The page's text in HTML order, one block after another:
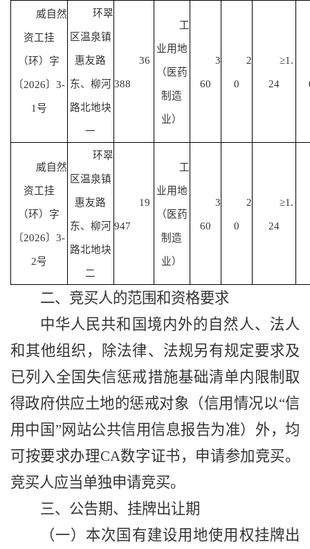
威自然
资工挂
（环）字
〔 2026 3-
1 号
环翠
区温泉镇
惠友路
东、柳河
路北地块
一
36
388
工
业用地
（ 医药
制造
业）
3
60
2
0
≥1.
24
威自然
资工挂
（环）字
〔 2026 3-
2号
环翠
区温泉镇
惠友路
东、柳河
路北地块
二
19
947
工
业用地
（ 医药
制造
业）
3
60
2
0
≥1.
24
二、竞买人的范围和资格要求
中华人民共和国境内外的自然人、法人
和其他组织，除法律、法规另有规定要求及
已列入全国失信惩戒措施基础清单内限制取
得政府供应土地的惩戒对象（信用情况以“信
用中国”网站公共信用信息报告为准）外， 均
可按要求办理CA数字证书，申请参加竞买。
竞买人应当单独申请竞买。
三、公告期、挂牌出让期
（一）本次国有建设用地使用权挂牌出